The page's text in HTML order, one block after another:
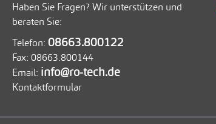
Haben Sie Fragen? Wir unterstützen und
beraten Sie:
Telefon: 08663.800122
Fax: 08663.800144
Email: info@ro-tech.de
Kontaktformular